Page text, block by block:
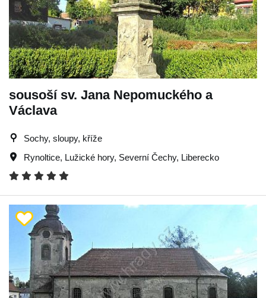
sousoší sv. Jana Nepomuckého a
Václava
Sochy, sloupy, kříže
Rynoltice, Lužické hory, Severní Čechy, Liberecko